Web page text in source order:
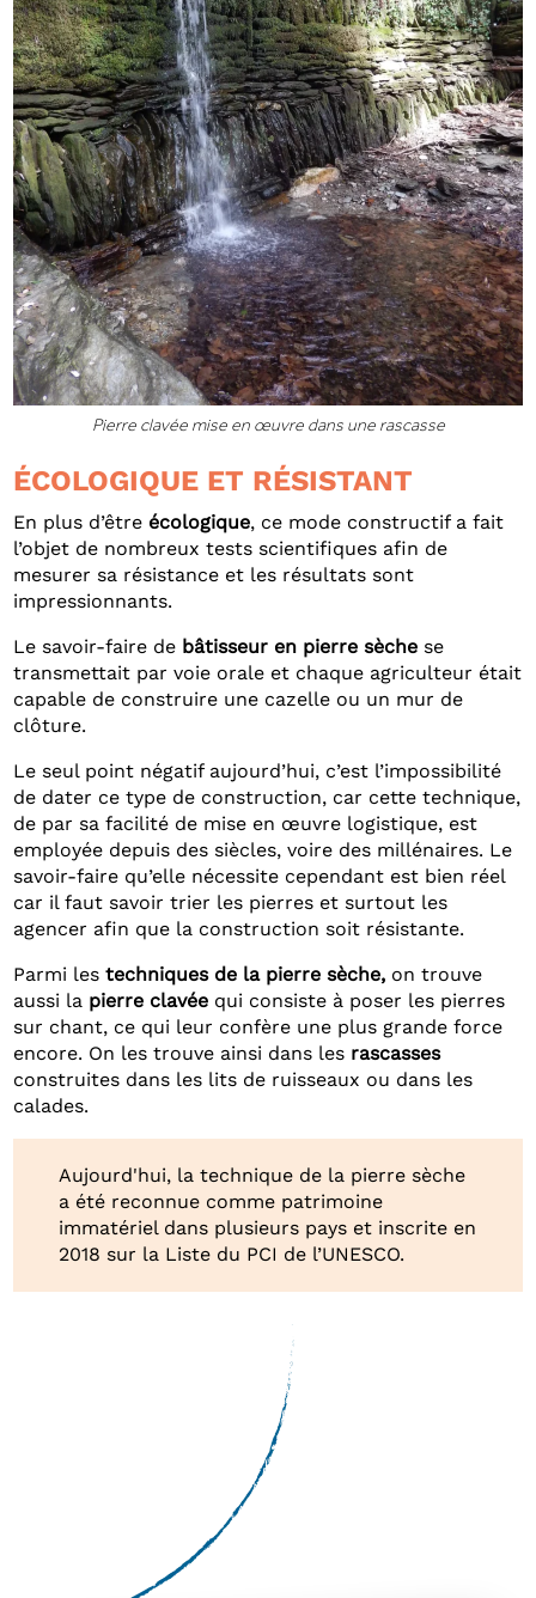
Pierre clavée mise en œuvre dans une rascasse
ÉCOLOGIQUE ET RÉSISTANT
En plus d’être écologique, ce mode constructif a fait
l’objet de nombreux tests scientifiques afin de
mesurer sa résistance et les résultats sont
impressionnants.
Le savoir-faire de bâtisseur en pierre sèche se
transmettait par voie orale et chaque agriculteur était
capable de construire une cazelle ou un mur de
clôture.
Le seul point négatif aujourd’hui, c’est l’impossibilité
de dater ce type de construction, car cette technique,
de par sa facilité de mise en œuvre logistique, est
employée depuis des siècles, voire des millénaires. Le
savoir-faire qu’elle nécessite cependant est bien réel
car il faut savoir trier les pierres et surtout les
agencer afin que la construction soit résistante.
Parmi lestechniques de la pierre sèche, on trouve
aussi la pierre clavée qui consiste à poser les pierres
sur chant, ce qui leur confère une plus grande force
encore. On les trouve ainsi dans les rascasses
construites dans les lits de ruisseaux ou dans les
calades.
Aujourd'hui, la technique de la pierre sèche
a été reconnue comme patrimoine
immatériel dans plusieurs pays et inscrite en
2018 sur la Liste du PCI de l’UNESCO.